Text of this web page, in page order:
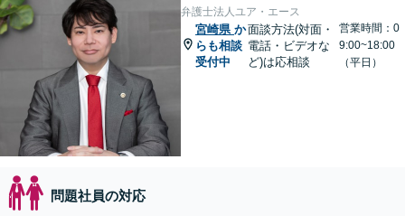
弁護士法人ユア・エース
宮崎県 か
らも相談
受付中
面談方法(対面・
電話・ビデオな
ど)は応相談
営業時間：0
9:00~18:00
（平日）
問題社員の対応